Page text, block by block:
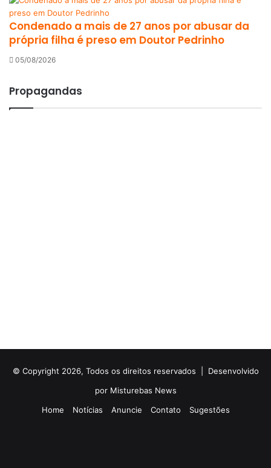
Condenado a mais de 27 anos por abusar da
própria filha é preso em Doutor Pedrinho
05/08/2026
Propagandas
© Copyright 2026, Todos os direitos reservados | Desenvolvido
por Misturebas News
Home
Notícias Anuncie Contato Sugestões